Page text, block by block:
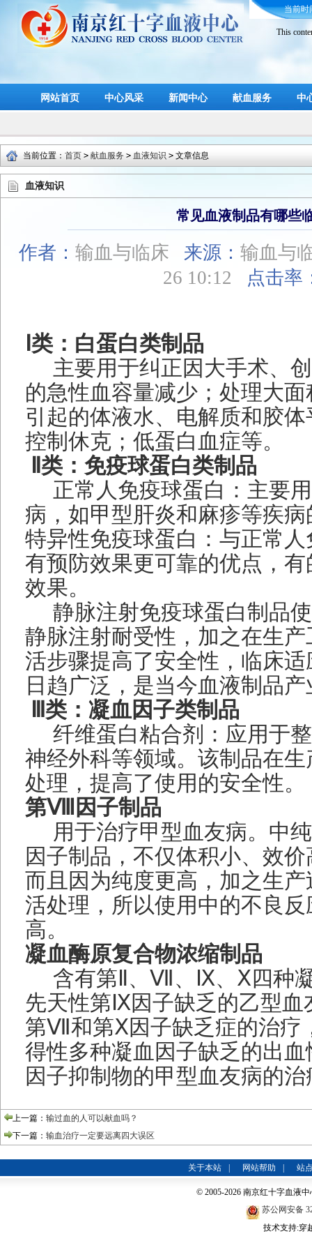
当前时
This
网站首页 中心风采 新闻中心 献血服务 中
当前位置： 首页 > 献血服务 > 血液知识 > 文章信息
血液知识
常见血液制品有哪些
作者：输血与临床 来源：输血与
26 10:12 点击率
Ⅰ类：白蛋白类制品
主要用于纠正因大手术、
的急性血容量减少；处理大
引起的体液水、电解质和胶
控制休克；低蛋白血症等。
Ⅱ类：免疫球蛋白类制品
正常人免疫球蛋白：主要
病，如甲型肝炎和麻疹等
特异性免疫球蛋白：与正常
有预防效果更可靠的优点，
效果。
静脉注射免疫球蛋白制品
静脉注射耐受性，加之在生
活步骤提高了安全性，临床
日趋广泛，是当今血液制品
Ⅲ类：凝血因子类制品
纤维蛋白粘合剂：应用于
神经外科等领域。该制品在
处理，提高了使用的安全性。
第Ⅷ因子制品
用于治疗甲型血友病。中
因子制品，不仅体积小、效
而且因为纯度更高，加之生
活处理，所以使用中的不良
高。
凝血酶原复合物浓缩制品
含有第Ⅱ、Ⅶ、Ⅸ、Ⅹ四种凝
先天性第Ⅸ因子缺乏的乙型血
第Ⅶ和第Ⅹ因子缺乏症的治疗
得性多种凝血因子缺乏的出
因子抑制物的甲型血友病的治
上一篇： 输过血的人可以献血吗？
下一篇： 输血治疗一定要远离四大误区
关于本站 网站帮助 站
© 2005-2026 南京红十字血液
苏公网安备
技术支持:穿